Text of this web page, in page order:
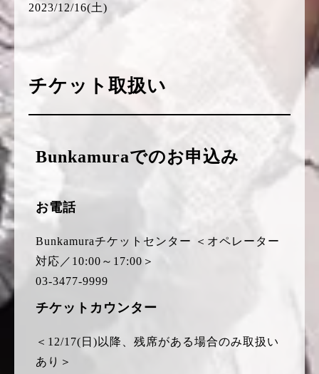
2023/12/16(土)
チケット取扱い
Bunkamuraでのお申込み
お電話
Bunkamuraチケットセンター ＜オペレーター
対応／10:00～17:00＞
03-3477-9999
チケットカウンター
＜12/17(日)以降、残席がある場合のみ取扱い
あり＞